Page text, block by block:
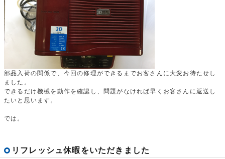
部品入荷の関係で、今回の修理ができるまでお客さんに大変お待たせし
ました。
できるだけ機械を動作を確認し、問題がなければ早くお客さんに返送し
たいと思います。
では。
リフレッシュ休暇をいただきました